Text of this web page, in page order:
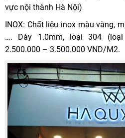
vực nội thành Hà Nội)
INOX: Chất liệu inox màu vàng,
…. Dày 1.0mm, loại 304
2.500.000 – 3.500.000 VND/M2.